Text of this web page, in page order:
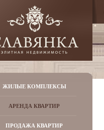
ЖИЛЫЕ КОМПЛЕКСЫ
АРЕНДА КВАРТИР
ПРОДАЖА КВАРТИР